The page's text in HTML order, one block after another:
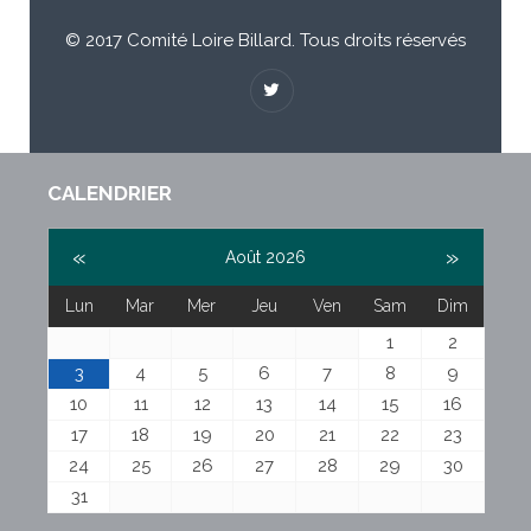
© 2017 Comité Loire Billard. Tous droits réservés
CALENDRIER
« Août 2026 »
Lun Mar Mer Jeu Ven Sam Dim
1
2
3
4 5 6 7 8
9
10
11 12 13 14 15
16
17
18 19 20 21 22
23
24
25 26 27 28 29
30
31